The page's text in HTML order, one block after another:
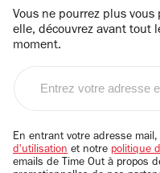
Vous ne pourrez plus vous
elle, découvrez avant tout
moment.
email
En entrant votre adresse
d'utilisation et notre politique
emails de Time Out à propos